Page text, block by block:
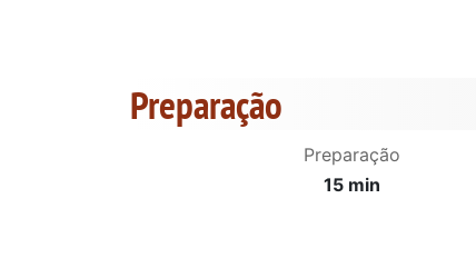
Preparação
Preparação
15 min